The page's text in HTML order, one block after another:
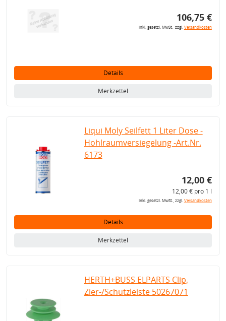
106,75 €
inkl. gesetzl. MwSt., zzgl.Versandkosten
Details
Merkzettel
Liqui Moly Seilfett 1 Liter Dose -
Hohlraumversiegelung -Art.Nr.
6173
12,00 €
12,00 € pro 1 l
inkl. gesetzl. MwSt., zzgl.Versandkosten
Details
Merkzettel
HERTH+BUSS ELPARTS Clip,
Zier-/Schutzleiste 50267071